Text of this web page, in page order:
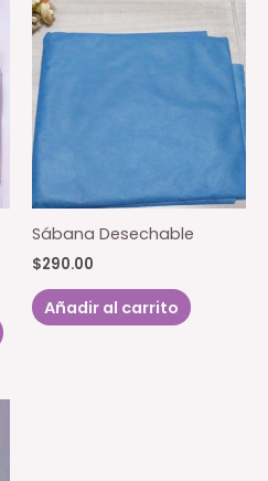
Este
producto
Sábana Desechable
$290.00
Añadir al carrito